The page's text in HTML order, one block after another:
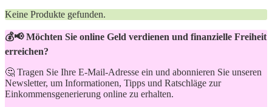
Keine Produkte gefunden.
💰📢 Möchten Sie online Geld verdienen und finanzielle Freiheit
erreichen?
🤔 Tragen Sie Ihre E-Mail-Adresse ein und abonnieren Sie unseren
Newsletter, um Informationen, Tipps und Ratschläge zur
Einkommensgenerierung online zu erhalten.